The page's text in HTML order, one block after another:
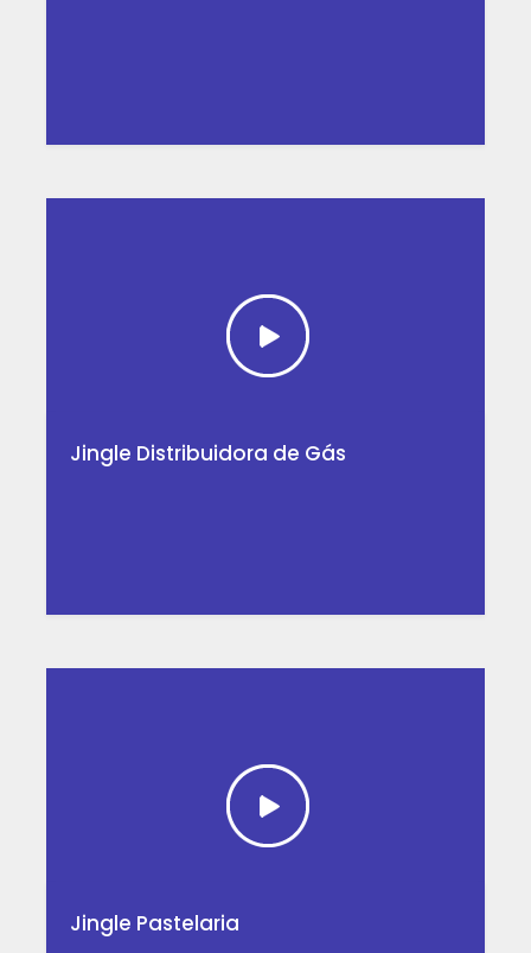
Jingle Distribuidora de Gás
Jingle Pastelaria